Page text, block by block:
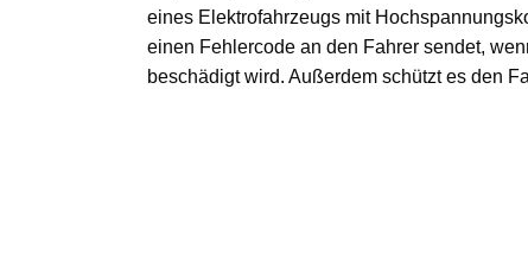
eines Elektrofahrzeugs mit
einen Fehlercode an den Fahrer sendet,
beschädigt wird. Außerdem schützt es den